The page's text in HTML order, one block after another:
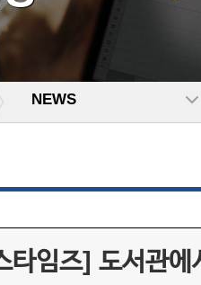
NEWS
타임즈] 도서관